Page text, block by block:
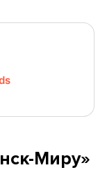
Миру»